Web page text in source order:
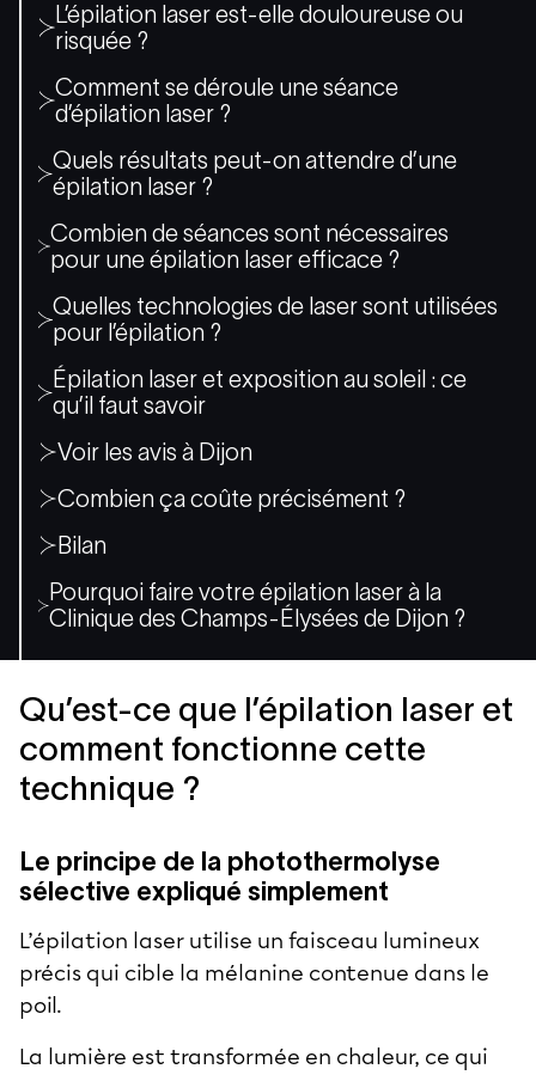
L’épilation laser est-elle douloureuse ou
risquée ?
Comment se déroule une séance
d’épilation laser ?
Quels résultats peut-on attendre d’une
épilation laser ?
Combien de séances sont nécessaires
pour une épilation laser efficace ?
Quelles technologies de laser sont utilisées
pour l’épilation ?
Épilation laser et exposition au soleil : ce
qu’il faut savoir
Voir les avis à Dijon
Combien ça coûte précisément ?
Bilan
Pourquoi faire votre épilation laser à la
Clinique des Champs-Élysées de Dijon ?
Qu’est-ce que l’épilation laser et
comment fonctionne cette
technique ?
Le principe de la photothermolyse
sélective expliqué simplement
L’épilation laser utilise un faisceau lumineux
précis qui cible la mélanine contenue dans le
poil.
La lumière est transformée en chaleur, ce qui